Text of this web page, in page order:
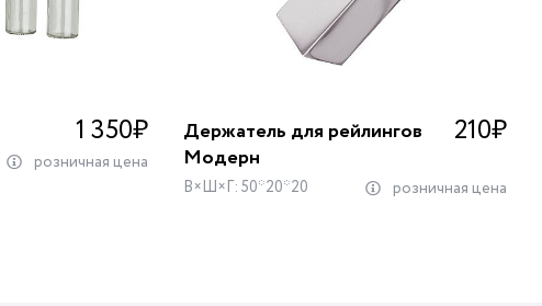
1 350₽
розничная цена
Держатель для рейлингов
Модерн
210₽
В×Ш×Г: 50*20*20 розничная цена